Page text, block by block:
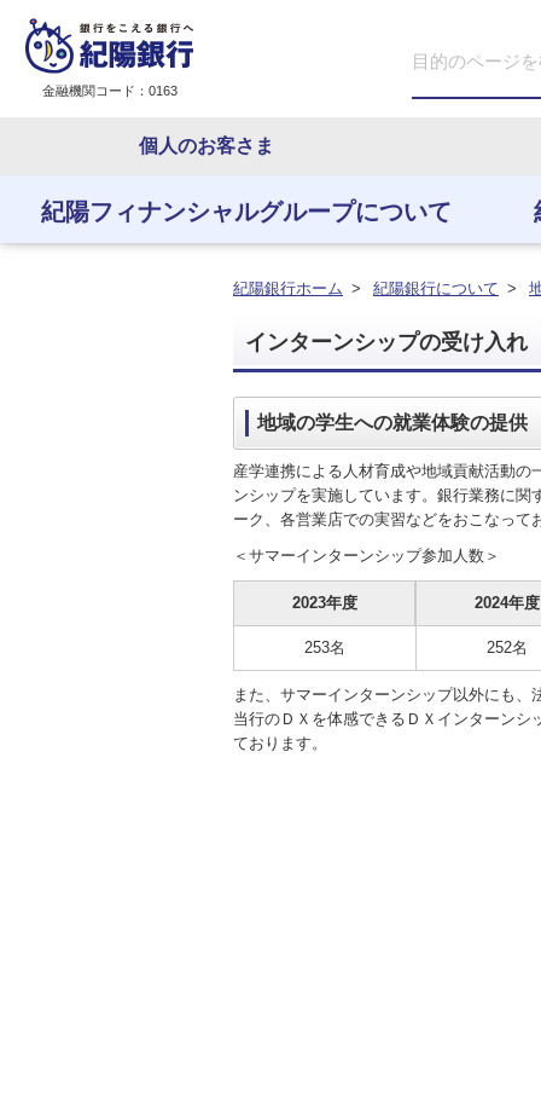
金融機関コード：0163
個人のお客さま
紀陽フィナンシャルグループについて
紀陽フィナンシャルグ
紀陽フィナンシャルグループに
ついて
をご覧いただけます。
紀陽銀行について
紀陽銀行について
IR情報
IR情報
いただけます。
株式・格付情報
株式・格付情報
ご覧いただけます。
地域とともに
地域とともに
ただけます。
従業員とともに
従業員とともに
けます。
紀陽銀行ホーム > 紀陽銀行について >
インターンシップの受け入れ
地域の学生への就業体験の提供
産学連携による人材育成や地域貢献活動の
ンシップを実施しています。銀行業務に関
ーク、各営業店での実習などをおこなって
＜サマーインターンシップ参加人数＞
2023年度 2024年度
253名 252名
また、サマーインターンシップ以外にも
当行のＤＸを体感できるＤＸインターン
ております。